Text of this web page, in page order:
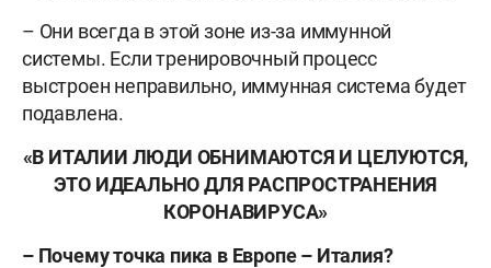
– Они всегда в этой зоне из-за иммунной
системы. Если тренировочный процесс
выстроен неправильно, иммунная система будет
подавлена.
«В ИТАЛИИ ЛЮДИ ОБНИМАЮТСЯ И ЦЕЛУЮТСЯ,
ЭТО ИДЕАЛЬНО ДЛЯ РАСПРОСТРАНЕНИЯ
КОРОНАВИРУСА»
– Почему точка пика в Европе – Италия?